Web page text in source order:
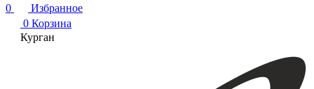
0
Избранное
0 Корзина
Курган